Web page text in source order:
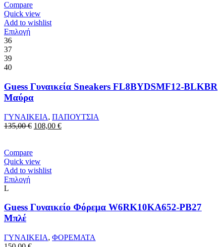
Compare
Quick view
Add to wishlist
ΕπιλογήΑυτό
Οι
επιλογές
μπορούν
επιλεγούν
στη
προϊόντος
36
37
39
40
Guess Γυναικεία Sneakers FL8BYDSMF12-BLKBR
Μαύρα
ΓΥΝΑΙΚΕΙΑ, ΠΑΠΟΥΤΣΙΑ
135,00€ Original
108,00 €Η
Compare
Quick view
Add to wishlist
ΕπιλογήΑυτό
έχει
επιλογές
L
Guess Γυναικείο Φόρεμα W6RK10KA652-PB27
Μπλέ
ΓΥΝΑΙΚΕΙΑ, ΦΟΡΕΜΑΤΑ